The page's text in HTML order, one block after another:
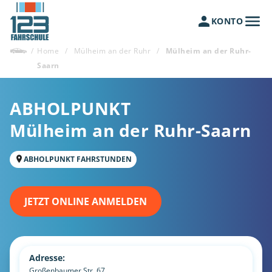
KONTO
/ Home / Mülheim an der Ruhr /
Mülheim an der Ruhr-
Saarn
ABHOLPUNKT
Mülheim an der Ruhr-Saarn
ABHOLPUNKT FAHRSTUNDEN
JETZT ONLINE ANMELDEN
Adresse: